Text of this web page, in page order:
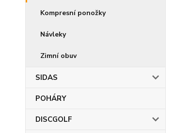
Kompresní ponožky
Návleky
Zimní obuv
SIDAS
POHÁRY
DISCGOLF